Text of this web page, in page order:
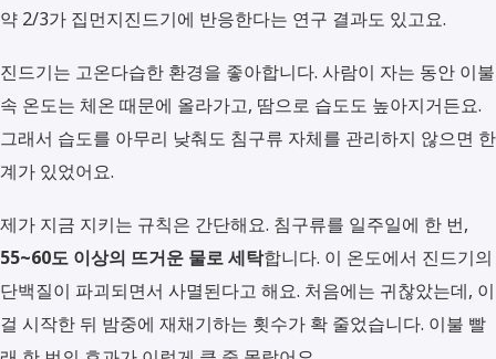
약 2/3가 집먼지진드기에 반응한다는 연구 결과도 있고요.
진드기는 고온다습한 환경을 좋아합니다. 사람이 자는 동안 이불
속 온도는 체온 때문에 올라가고, 땀으로 습도도 높아지거든요.
그래서 습도를 아무리 낮춰도 침구류 자체를 관리하지 않으면 한
계가 있었어요.
제가 지금 지키는 규칙은 간단해요. 침구류를 일주일에 한 번,
55~60도 이상의 뜨거운 물로 세탁합니다. 이 온도에서 진드기의
단백질이 파괴되면서 사멸된다고 해요. 처음에는 귀찮았는데, 이
걸 시작한 뒤 밤중에 재채기하는 횟수가 확 줄었습니다. 이불 빨